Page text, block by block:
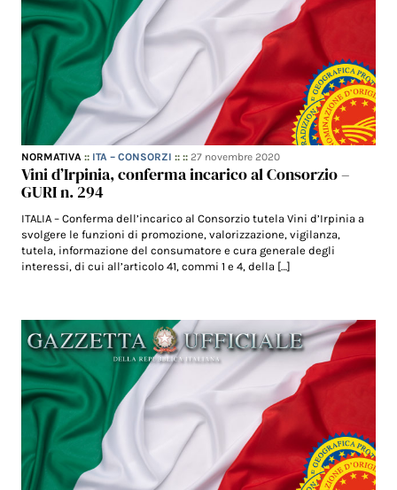
NORMATIVA :: ITA – CONSORZI :: ::27 novembre 2020
Vini d’Irpinia, conferma incarico al Consorzio –
GURI n. 294
ITALIA – Conferma dell’incarico al Consorzio tutela Vini d’Irpinia a
svolgere le funzioni di promozione, valorizzazione, vigilanza,
tutela, informazione del consumatore e cura generale degli
interessi, di cui all’articolo 41, commi 1 e 4, della […]